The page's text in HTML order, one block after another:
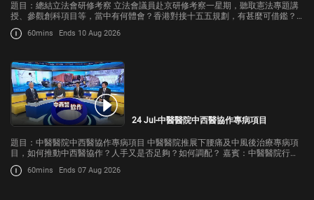
題目：總結立法會研修考察 立法會議員赴京研修考察一星期，聽取憲法專題講
授、參觀創科項目等，當中有何體會？香港對接十五五規劃，有甚麼可借鑑？
嘉賓： 立法會議員(選舉委員會)、C15+成員蘇紹聰 立法會議員(勞工界)、T5成
員李廣宇
60mins Ends 10 Aug 2026
24 Jul-中醫醫院中西醫協作專病項目
題目：中醫醫院中西醫協作專病項目 中醫醫院推展下腰痛及中風後治療專病項
目，如何推動中西醫協作？人手又是否足夠？如何調配？ 嘉賓：中醫醫院行政
總監卞兆祥
60mins Ends 07 Aug 2026